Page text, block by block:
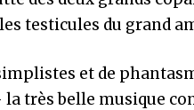
testicules du grand
et de
la très belle musique